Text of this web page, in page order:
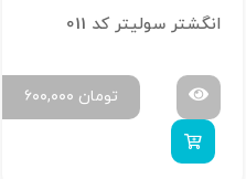
انگشتر سولیتر کد 011
۶۰۰,۰۰۰ تومان